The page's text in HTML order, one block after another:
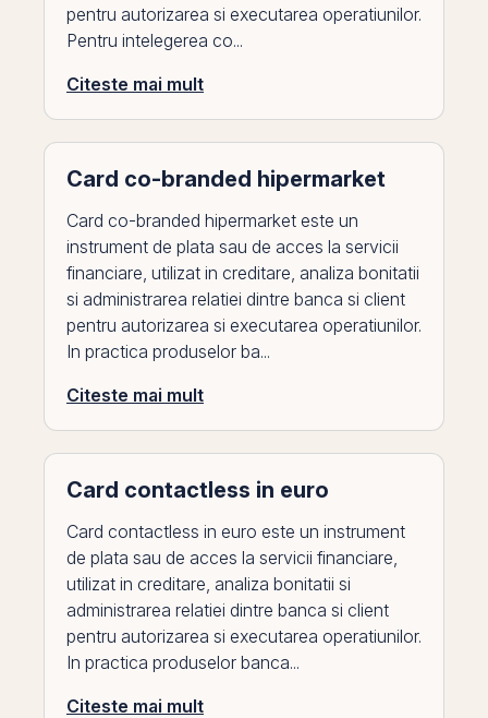
pentru autorizarea si executarea operatiunilor.
Pentru intelegerea co...
Citeste mai mult
Card co-branded hipermarket
Card co-branded hipermarket este un
instrument de plata sau de acces la servicii
financiare, utilizat in creditare, analiza bonitatii
si administrarea relatiei dintre banca si client
pentru autorizarea si executarea operatiunilor.
In practica produselor ba...
Citeste mai mult
Card contactless in euro
Card contactless in euro este un instrument
de plata sau de acces la servicii financiare,
utilizat in creditare, analiza bonitatii si
administrarea relatiei dintre banca si client
pentru autorizarea si executarea operatiunilor.
In practica produselor banca...
Citeste mai mult